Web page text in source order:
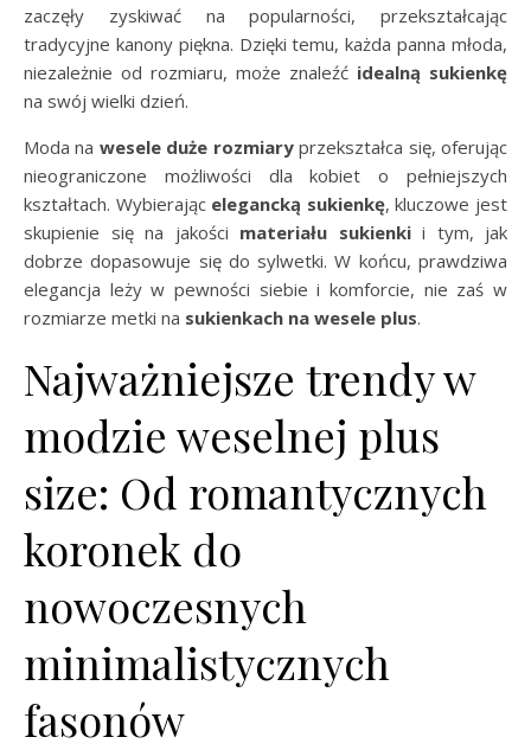
zaczęły zyskiwać na popularności, przekształcając
tradycyjne kanony piękna. Dzięki temu, każda panna młoda,
niezależnie od rozmiaru, może znaleźć idealną sukienkę
na swój wielki dzień.
Moda na wesele duże rozmiaryprzekształca się, oferując
nieograniczone możliwości dla kobiet o pełniejszych
kształtach. Wybierając elegancką sukienkę, kluczowe jest
skupienie się na jakości materiału sukienkii tym, jak
dobrze dopasowuje się do sylwetki. W końcu, prawdziwa
elegancja leży w pewności siebie i komforcie, nie zaś w
rozmiarze metki na sukienkach na wesele plus.
Najważniejsze trendy w
modzie weselnej plus
size: Od romantycznych
koronek do
nowoczesnych
minimalistycznych
fasonów